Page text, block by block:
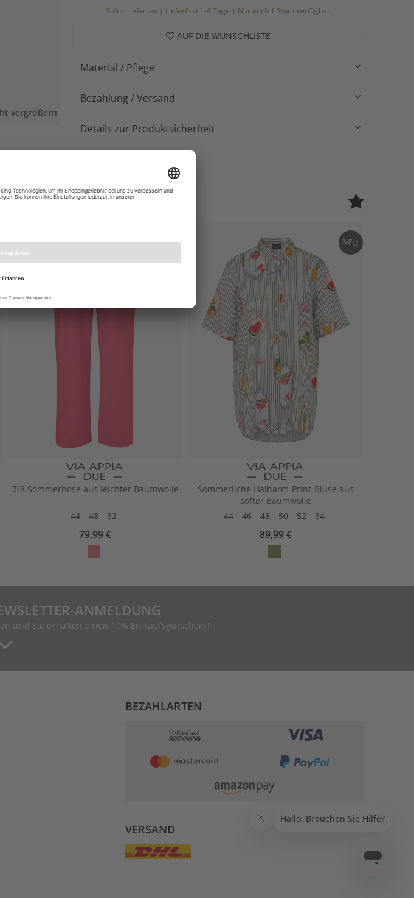
vergrößern
und einem
dass
Sofort lieferbar | Lieferfrist 1-4 Tage | Nur noch 1 Stück verfügbar
AUF DIE WUNSCHLISTE
Material / Pflege
Bezahlung / Versand
Details zur Produktsicherheit
NEU
7/8 Sommerhose aus leichter Baumwolle
44 48 52
79,99 €
NEU
Sommerliche Halbarm-Print-Bluse aus
softer Baumwolle
44
46 48 50 52 54
89,99 €
ANMELDUNG
und Sie erhalten einen 10% Einkaufsgutschein!
BEZAHLARTEN
VERSAND